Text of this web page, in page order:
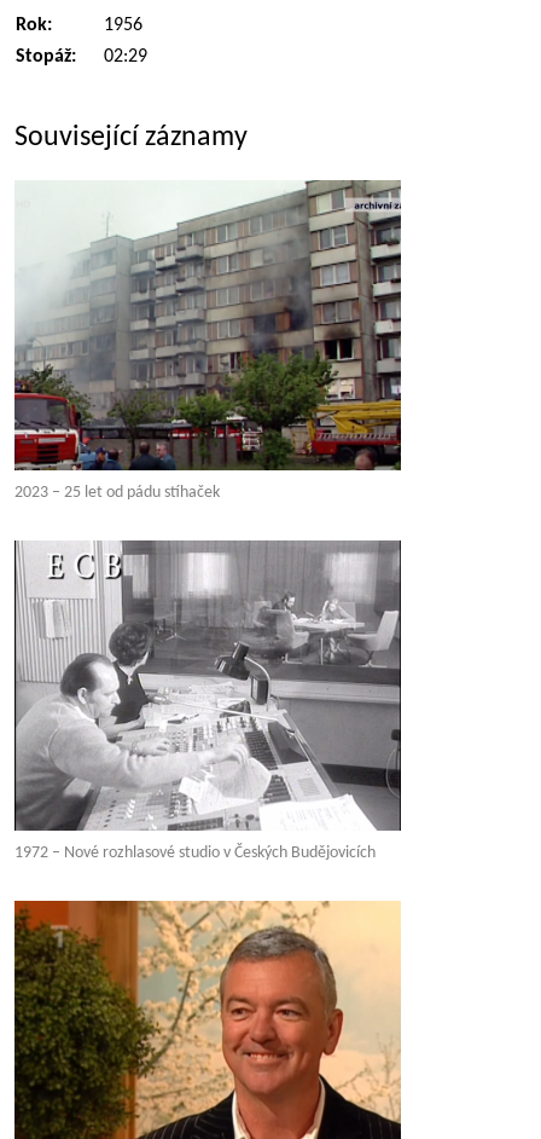
Rok:
1956
Stopáž:
02:29
Související záznamy
2023 – 25 let od pádu stíhaček
1972 – Nové rozhlasové studio v Českých Budějovicích